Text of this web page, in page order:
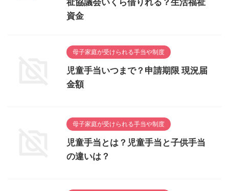
資金
母子家庭が受けられる手当や制度
児童手当いつまで？申請期限 現況届
金額
母子家庭が受けられる手当や制度
児童手当とは？児童手当と子供手当
の違いは？